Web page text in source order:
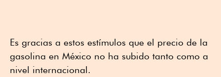
Es gracias a estos estímulos que el precio de la
gasolina en México no ha subido tanto como a
nivel internacional.